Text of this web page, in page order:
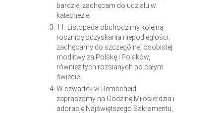
bardziej zachęcam do udziału w
katechezie.
11. Listopada obchodzimy kolejną
rocznicę odzyskania niepodległości,
zachęcamy do szczególnej osobistej
modlitwy za Polskę i Polaków,
również tych rozsianych po całym
świecie.
W czwartek w Remscheid
zapraszamy na Godzinę Miłosierdzia i
adorację Najświętszego Sakramentu,